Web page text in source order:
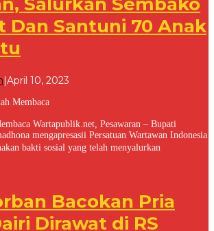
Salurkan Sembako
Dan Santuni 70 Anak
|April 10, 2023
Membaca
Wartapublik.net, Pesawaran – Bupati
mengapresasii Persatuan Wartawan Indonesia
bakti sosial yang telah menyalurkan
Bacokan Pria
Dirawat di RS